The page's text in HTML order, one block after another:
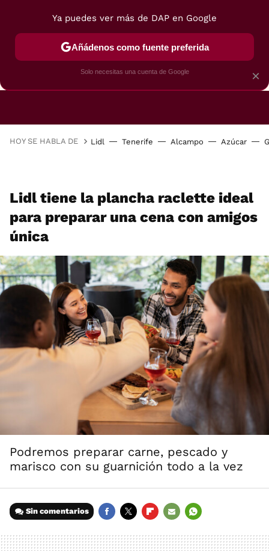
FREIDORAS DE AIRE GUÍAS DE
HOY SE HABLA DE Lidl Tenerife Alcampo Azúcar
Lidl tiene la plancha raclette ideal
para preparar una cena con amigos
única
Podremos preparar carne, pescado y
marisco con su guarnición todo a la vez
Sin comentarios
MAIL
×
Ya puedes ver más de DAP en Google
Añádenos como fuente preferida
Solo necesitas una cuenta de Google